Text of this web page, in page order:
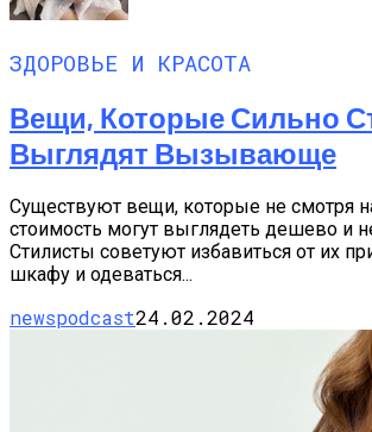
ЗДОРОВЬЕ И КРАСОТА
Вещи, Которые Сильно
Выглядят Вызывающе
Существуют вещи, которые не смотря
стоимость могут выглядеть дешево и
Стилисты советуют избавиться от их
шкафу и одеваться...
newspodcast24.02.2024